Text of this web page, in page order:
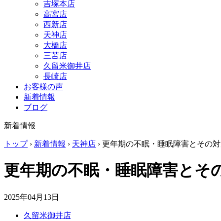
吉塚本店
高宮店
西新店
天神店
大橋店
三苫店
久留米御井店
長崎店
お客様の声
新着情報
ブログ
新着情報
トップ› 新着情報 › 天神店 › 更年期の不眠・睡眠障害とその
更年期の不眠・睡眠障害とそ
2025年04月13日
久留米御井店